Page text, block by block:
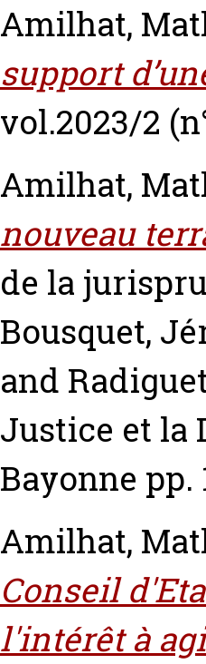
Amilhat,
support
vol.2023/2
Amilhat,
nouveau
de la
Bousquet,
and
Justice et la
Bayonne pp.
Amilhat,
Conseil
l'intérêt à